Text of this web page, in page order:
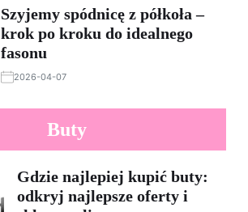
Szyjemy spódnicę z półkoła –
krok po kroku do idealnego
fasonu
2026-04-07
Buty
Gdzie najlepiej kupić buty:
odkryj najlepsze oferty i